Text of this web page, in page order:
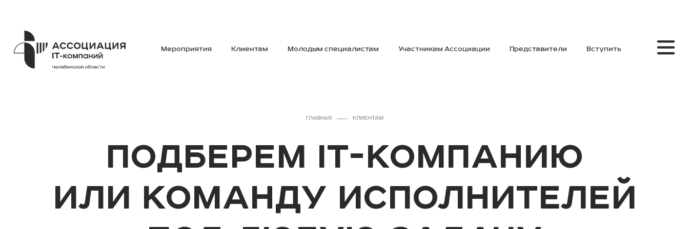
Мероприятия Клиентам Молодым специалистам Участникам Ассоциации Представители Вступить
ГЛАВНАЯ КЛИЕНТАМ
ПОДБЕРЕМ IT-КОМПАНИЮ
ИЛИ КОМАНДУ ИСПОЛНИТЕЛЕЙ